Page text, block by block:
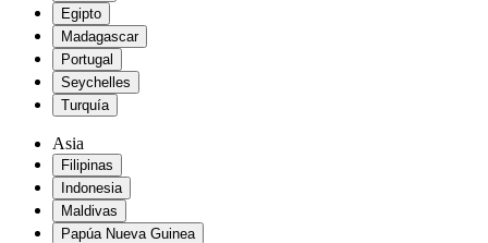
Egipto
Madagascar
Portugal
Seychelles
Turquía
Asia
Filipinas
Indonesia
Maldivas
Papúa Nueva Guinea